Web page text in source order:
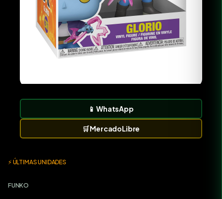
📱WhatsApp
🛒MercadoLibre
⚡ ÚLTIMAS UNIDADES
FUNKO